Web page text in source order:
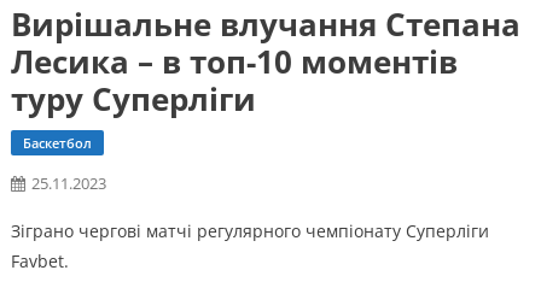
Вирішальне влучання Степана
Лесика – в топ-10 моментів
туру Суперліги
Баскетбол
25.11.2023
Зіграно чергові матчі регулярного чемпіонату Суперліги
Favbet.